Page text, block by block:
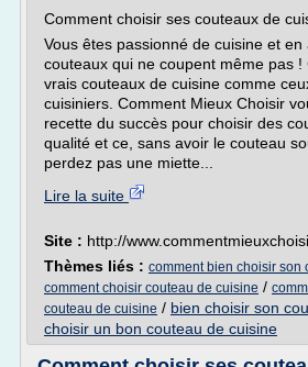
Comment choisir ses couteaux de
Vous êtes passionné de cuisine et
couteaux qui ne coupent même pas !
vrais couteaux de cuisine comme
cuisiniers. Comment Mieux Choisir
recette du succès pour choisir des
qualité et ce, sans avoir le couteau
perdez pas une miette...
Lire la suite
Site : http://
Thèmes liés : comment bien choisir son
comment choisir couteau de cuisine /
couteau de cuisine / bien choisir son
choisir un bon couteau de cuisine